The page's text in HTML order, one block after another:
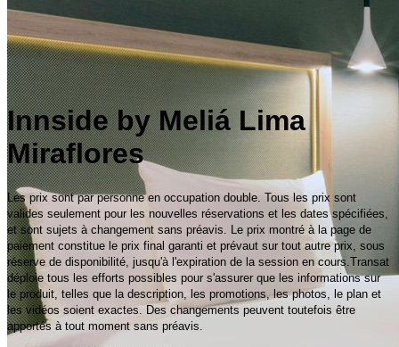
Innside by Meliá Lima
Miraflores
Les prix sont par personne en occupation double. Tous les prix sont
valides seulement pour les nouvelles réservations et les dates spécifiées,
et sont sujets à changement sans préavis. Le prix montré à la page de
paiement constitue le prix final garanti et prévaut sur tout autre prix, sous
réserve de disponibilité, jusqu'à l'expiration de la session en cours.Transat
déploie tous les efforts possibles pour s'assurer que les informations sur
le produit, telles que la description, les promotions, les photos, le plan et
les vidéos soient exactes. Des changements peuvent toutefois être
apportés à tout moment sans préavis.